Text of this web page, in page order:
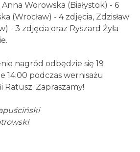
Worowska (Białystok) - 6
(Wrocław) - 4 zdjęcia, Zdzisław
- 3 zdjęcia oraz Ryszard Żyła
nagród odbędzie się 19
14:00 podczas wernisażu
Ratusz. Zapraszamy!